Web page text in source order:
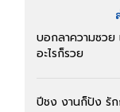
บอกลาความซว
อะไรก็รวย
ปีชง งานก็ปัง รั